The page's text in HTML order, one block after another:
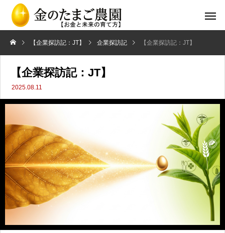
【企業探訪記：JT】 企業探訪記 【企業探訪記：JT】
【企業探訪記：JT】
2025.08.11